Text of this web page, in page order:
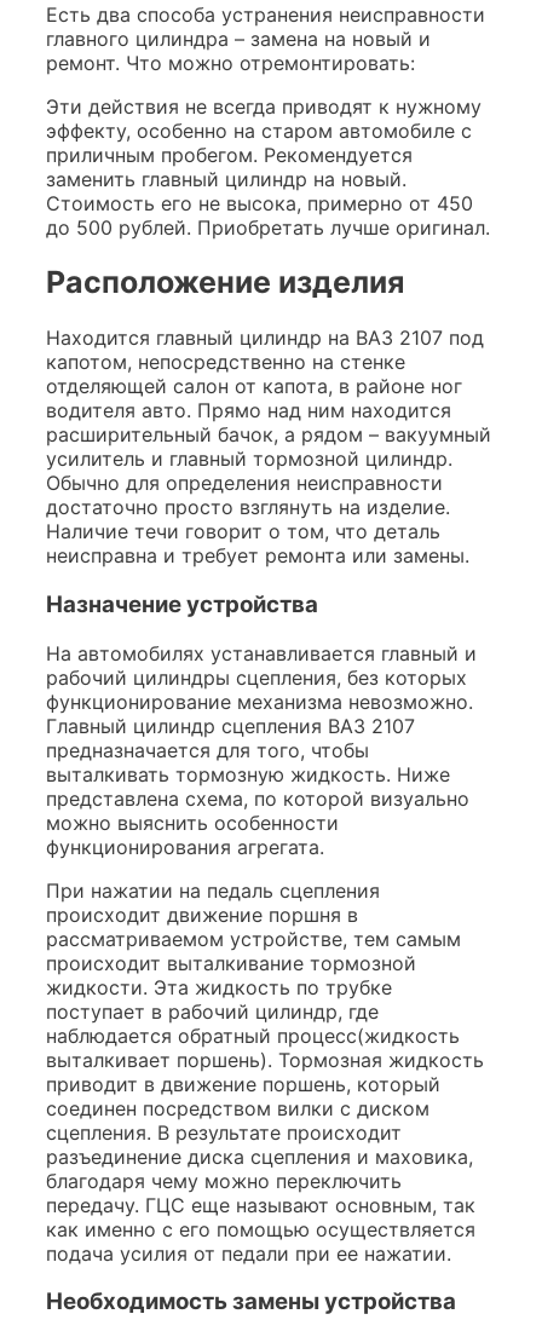
Есть два способа устранения неисправности
главного цилиндра – замена на новый и
ремонт. Что можно отремонтировать:
Эти действия не всегда приводят к нужному
эффекту, особенно на старом автомобиле с
приличным пробегом. Рекомендуется
заменить главный цилиндр на новый.
Стоимость его не высока, примерно от 450
до 500 рублей. Приобретать лучше оригинал.
Расположение изделия
Находится главный цилиндр на ВАЗ 2107 под
капотом, непосредственно на стенке
отделяющей салон от капота, в районе ног
водителя авто. Прямо над ним находится
расширительный бачок, а рядом – вакуумный
усилитель и главный тормозной цилиндр.
Обычно для определения неисправности
достаточно просто взглянуть на изделие.
Наличие течи говорит о том, что деталь
неисправна и требует ремонта или замены.
Назначение устройства
На автомобилях устанавливается главный и
рабочий цилиндры сцепления, без которых
функционирование механизма невозможно.
Главный цилиндр сцепления ВАЗ 2107
предназначается для того, чтобы
выталкивать тормозную жидкость. Ниже
представлена схема, по которой визуально
можно выяснить особенности
функционирования агрегата.
При нажатии на педаль сцепления
происходит движение поршня в
рассматриваемом устройстве, тем самым
происходит выталкивание тормозной
жидкости. Эта жидкость по трубке
поступает в рабочий цилиндр, где
наблюдается обратный процесс(жидкость
выталкивает поршень). Тормозная жидкость
приводит в движение поршень, который
соединен посредством вилки с диском
сцепления. В результате происходит
разъединение диска сцепления и маховика,
благодаря чему можно переключить
передачу. ГЦС еще называют основным, так
как именно с его помощью осуществляется
подача усилия от педали при ее нажатии.
Необходимость замены устройства